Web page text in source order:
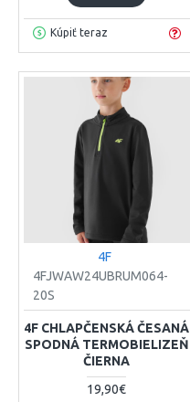
Kúpiť teraz
4F
4FJWAW24UBRUM064-
20S
4F CHLAPČENSKÁ ČESANÁ
SPODNÁ TERMOBIELIZEŇ
ČIERNA
19,90€